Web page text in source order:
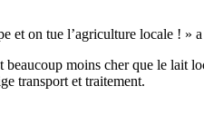
on tue l’agriculture locale ! »
beaucoup moins cher que le
transport et traitement.